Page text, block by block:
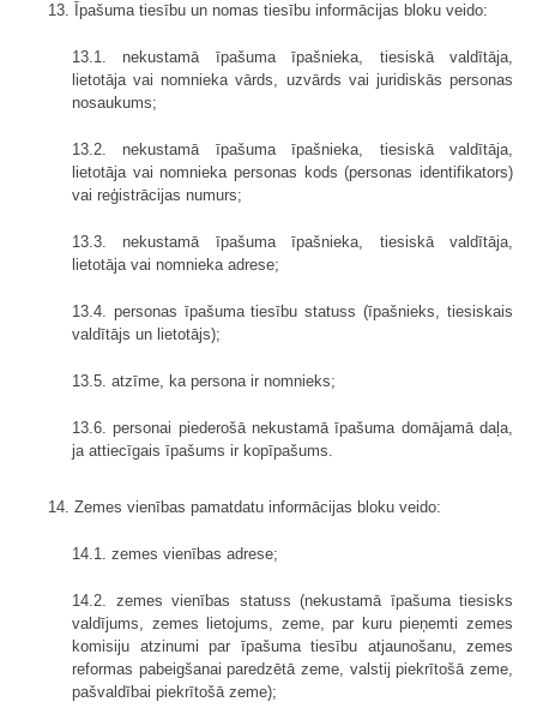
13. Īpašuma tiesību un nomas tiesību informācijas bloku veido:
13.1. nekustamā īpašuma īpašnieka, tiesiskā valdītāja,
lietotāja vai nomnieka vārds, uzvārds vai juridiskās personas
nosaukums;
13.2. nekustamā īpašuma īpašnieka, tiesiskā valdītāja,
lietotāja vai nomnieka personas kods (personas identifikators)
vai reģistrācijas numurs;
13.3. nekustamā īpašuma īpašnieka, tiesiskā valdītāja,
lietotāja vai nomnieka adrese;
13.4. personas īpašuma tiesību statuss (īpašnieks, tiesiskais
valdītājs un lietotājs);
13.5. atzīme, ka persona ir nomnieks;
13.6. personai piederošā nekustamā īpašuma domājamā daļa,
ja attiecīgais īpašums ir kopīpašums.
14. Zemes vienības pamatdatu informācijas bloku veido:
14.1. zemes vienības adrese;
14.2. zemes vienības statuss (nekustamā īpašuma tiesisks
valdījums, zemes lietojums, zeme, par kuru pieņemti zemes
komisiju atzinumi par īpašuma tiesību atjaunošanu, zemes
reformas pabeigšanai paredzētā zeme, valstij piekrītošā zeme,
pašvaldībai piekrītošā zeme);